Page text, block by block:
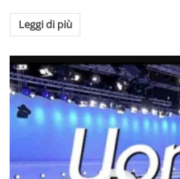
Leggi di più